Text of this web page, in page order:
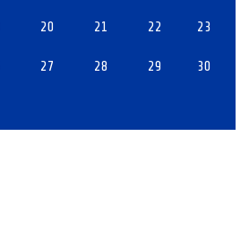
20 21 22 23
27 28 29 30